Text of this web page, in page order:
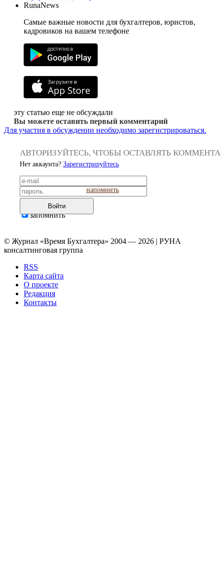
RunaNews
Самые важные новости для бухгалтеров, юристов,
кадровиков на вашем телефоне
эту статью еще не обсуждали
Вы можете оставить первый комментарий
Для участия в обсуждении необходимо зарегистрироваться.
АВТОРИЗУЙТЕСЬ, ЧТОБЫ ОСТАВЛЯТЬ
Нет аккаунта? Зарегистрируйтесь
напомнить
Войти
запомнить
© Журнал «Время Бухгалтера» 2004 — 2026 | РУНА
консалтинговая группа
RSS
Карта сайта
О проекте
Редакция
Контакты